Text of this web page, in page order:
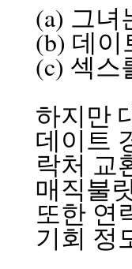
(a) 그녀
(b) 데이
(c) 섹스
하지만
데이트
락처 교
매직불
또한 연
기회 정